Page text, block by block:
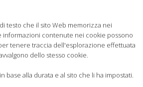
testo che il sito Web memorizza nei
informazioni contenute nei cookie possono
tenere traccia dell'esplorazione effettuata
dello stesso cookie.
base alla durata e al sito che li ha impostati.